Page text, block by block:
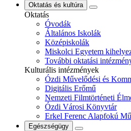
Oktatás és kultúra
Oktatás
Óvodák
Általános Iskolák
Középiskolák
Miskolci Egyetem
További oktatási
Kulturális intézmények
Ózdi Művelődési és
Digitális Erőmű
Nemzeti Filmtörténeti
Ózdi Városi Könyvtár
Erkel Ferenc Alapfokú
Egészségügy